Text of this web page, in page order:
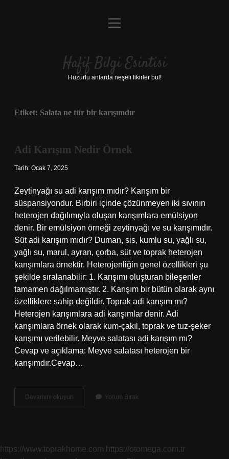
Anasayfa
Yasal Uyarı
menüyü
Hafif Bilgi Esintisi
Huzurlu anlarda neşeli fikirler bul!
Etiket: Salata ne tür bir karışımdır
Adi Karışım Nedir Örnek
Tarih: Ocak 7, 2025
Zeytinyağı su adi karışım mıdır? Karışım bir
süspansiyondur. Birbiri içinde çözünmeyen iki sıvının
heterojen dağılımıyla oluşan karışımlara emülsiyon
denir. Bir emülsiyon örneği zeytinyağı ve su karışımıdır.
Süt adi karışım mıdır? Duman, sis, kumlu su, yağlı su,
yağlı su, marul, ayran, çorba, süt ve toprak heterojen
karışımlara örnektir. Heterojenliğin genel özellikleri şu
şekilde sıralanabilir: 1. Karışımı oluşturan bileşenler
tamamen dağılmamıştır. 2. Karışım bir bütün olarak aynı
özelliklere sahip değildir. Toprak adi karışım mı?
Heterojen karışımlara adi karışımlar denir. Adi
karışımlara örnek olarak kum-çakıl, toprak ve tuz-şeker
karışımı verilebilir. Meyve salatası adi karışım mı?
Cevap ve açıklama: Meyve salatası heterojen bir
karışımdır.Cevap…
Devamını okuyun
Karışım
Yorum Bırak
https://www.toprakhome.com https://otomega.com.tr